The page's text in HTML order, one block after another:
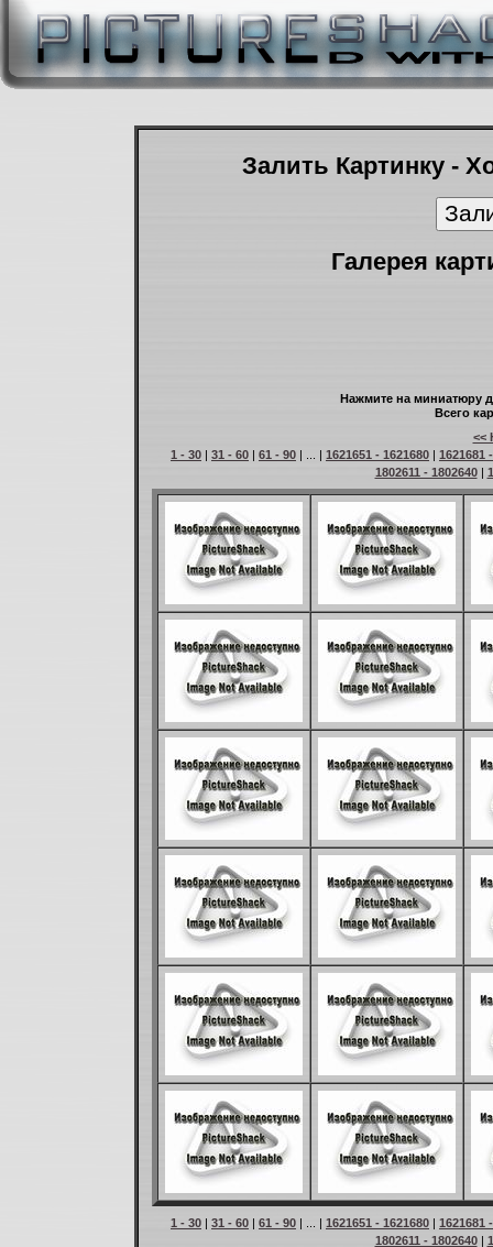
Залить Картинку -
Галерея
Нажмите на миниатюру
Всего
<<
1 - 30 | 31 - 60 | 61 - 90 | ... | 1621651 - 1621680 | 1621681
1802611 - 1802640|
1 - 30 | 31 - 60 | 61 - 90 | ... | 1621651 - 1621680 | 1621681
1802611 - 1802640|